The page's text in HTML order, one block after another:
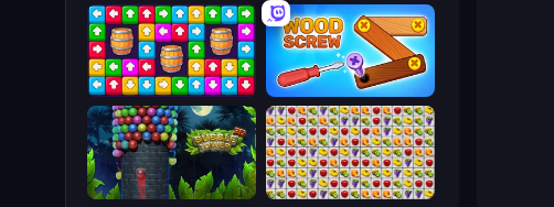
Wood Screw: Bolts Puzzle
Tap Away Story
Same Game Fruit Collapse
Bubble Tower 3D